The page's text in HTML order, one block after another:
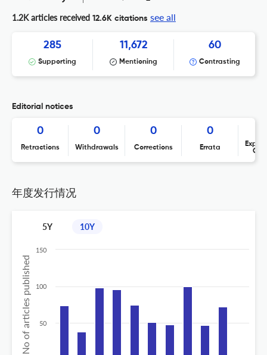
1.2K articles received 12.6K citations see all
285
Supporting
11,672
Mentioning
60
Contrasting
Editorial notices
0
Retractions
0
Withdrawals
0
Corrections
0
Errata
年度发行情况
5Y 10Y
No of articles published 50
100
150